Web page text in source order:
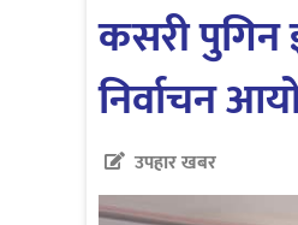
कसरी पुगिन
निर्वाचन
उपहार खबर